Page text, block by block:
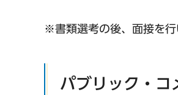
※書類選考の後、面接を行
パブリック・